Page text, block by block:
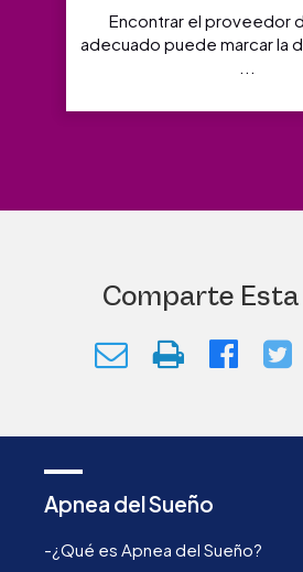
Encontrar el proveedor
adecuado puede marcar la
...
Comparte Esta
Apnea del Sueño
-¿Qué es Apnea del Sueño?